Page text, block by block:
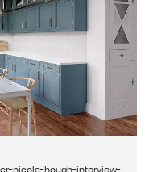
nicole-hough-interview-